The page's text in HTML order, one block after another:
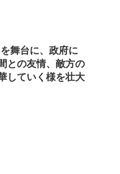
舞台に、政府に
との友情、敵方の
していく様を壮大